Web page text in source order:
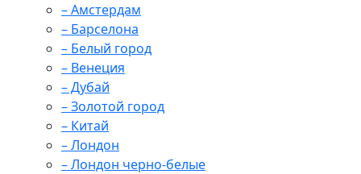
– Амстердам
– Барселона
– Белый город
– Венеция
– Дубай
– Золотой город
– Китай
– Лондон
– Лондон черно-белые